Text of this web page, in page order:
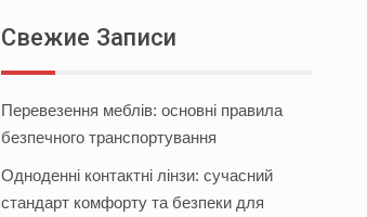
Свежие Записи
Перевезення меблів: основні правила
безпечного транспортування
Одноденні контактні лінзи: сучасний
стандарт комфорту та безпеки для